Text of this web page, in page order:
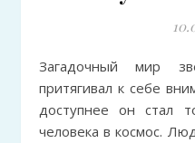
Загадочный мир звезд и планет всегда
притягивал к себе
доступнее он стал
человека в космос.